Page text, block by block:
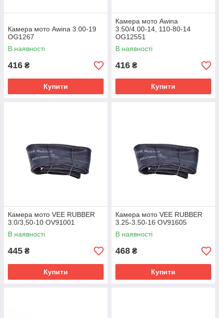
Камера мото Awina 3.00-19
OG1267
В наявності
416 ₴
Купити
Камера мото Awina
3.50/4.00-14, 110-80-14
OG12551
В наявності
416 ₴
Купити
Камера мото VEE RUBBER
3.0/3,50-10 OV91001
В наявності
445 ₴
Купити
Камера мото VEE RUBBER
3.25-3.50-16 OV91605
В наявності
468 ₴
Купити